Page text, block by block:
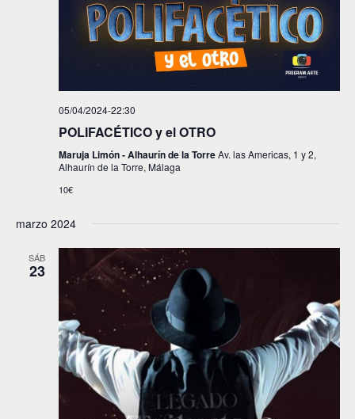
05/04/2024-22:30
POLIFACÉTICO y el OTRO
Maruja Limón - Alhaurín de la TorreAv. las Americas, 1 y 2,
Alhaurín de la Torre, Málaga
10€
marzo 2024
SÁB
23